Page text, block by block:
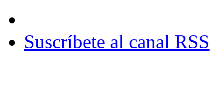
Suscríbete al canal RSS